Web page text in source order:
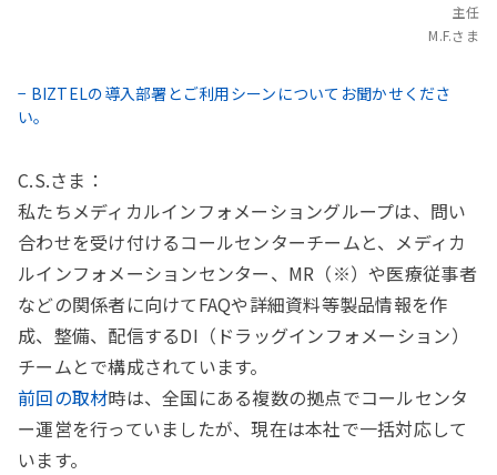
主任
M.F.さま
− BIZTELの導入部署とご利用シーンについてお聞かせくださ
い。
C.S.さま：
私たちメディカルインフォメーショングループは、問い
合わせを受け付けるコールセンターチームと、メディカ
ルインフォメーションセンター、MR（※）や医療従事者
などの関係者に向けてFAQや詳細資料等製品情報を作
成、整備、配信するDI（ドラッグインフォメーション）
チームとで構成されています。
前回の取材時は、全国にある複数の拠点でコールセンタ
ー運営を行っていましたが、現在は本社で一括対応して
います。